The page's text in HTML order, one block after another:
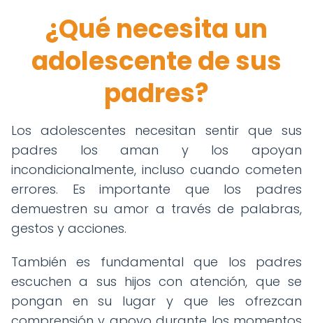
¿Qué necesita un
adolescente de sus
padres?
Los adolescentes necesitan sentir que sus
padres los aman y los apoyan
incondicionalmente, incluso cuando cometen
errores. Es importante que los padres
demuestren su amor a través de palabras,
gestos y acciones.
También es fundamental que los padres
escuchen a sus hijos con atención, que se
pongan en su lugar y que les ofrezcan